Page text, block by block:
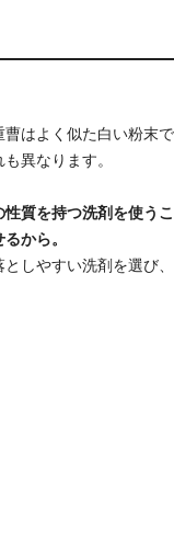
はよく似た白い粉末
異なります。
質を持つ洗剤を使う
から。
しやすい洗剤を選び